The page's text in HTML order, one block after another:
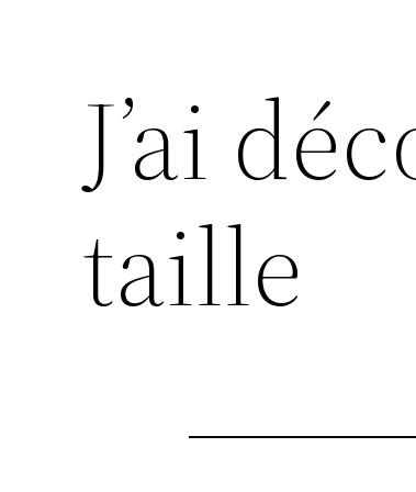
J’ai
taille